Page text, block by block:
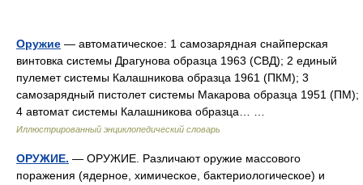
Оружие — автоматическое: 1 самозарядная снайперская
винтовка системы Драгунова образца 1963 (СВД); 2 единый
пулемет системы Калашникова образца 1961 (ПКМ); 3
самозарядный пистолет системы Макарова образца 1951 (ПМ);
4 автомат системы Калашникова образца… …
Иллюстрированный энциклопедический словарь
ОРУЖИЕ. — ОРУЖИЕ. Различают оружие массового
поражения (ядерное, химическое, бактериологическое) и